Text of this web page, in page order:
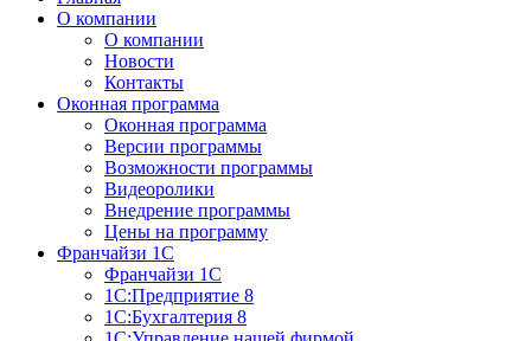
О компании
О компании
Новости
Контакты
Оконная программа
Оконная программа
Версии программы
Возможности программы
Видеоролики
Внедрение программы
Цены на программу
Франчайзи 1С
Франчайзи 1С
1C:Предприятие 8
1C:Бухгалтерия 8